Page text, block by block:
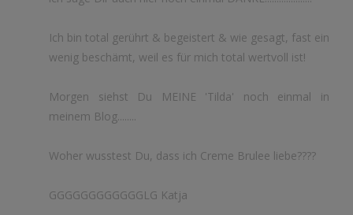
Ich bin total gerührt & begeistert & wie gesagt, fast ein
wenig beschämt, weil es für mich total wertvoll ist!
Morgen siehst Du MEINE 'Tilda' noch einmal in
meinem Blog........
Woher wusstest Du, dass ich Creme Brulee liebe????
GGGGGGGGGGGGLG Katja